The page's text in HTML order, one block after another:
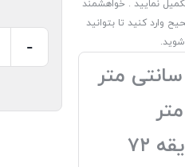
نمایید . خواهشمند
وارد کنید تا بتوانید
قد آستین از کنار یقه ۷۲
-